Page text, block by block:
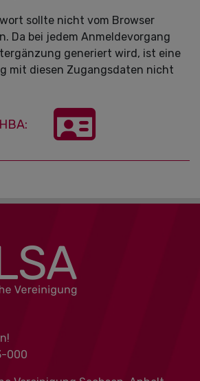
sollte nicht vom Browser
Da bei jedem Anmeldevorgang
generiert wird, ist eine
mit diesen Zugangsdaten nicht
000